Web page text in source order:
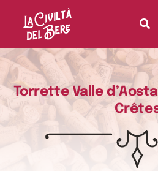
Torrette Valle d’Aosta